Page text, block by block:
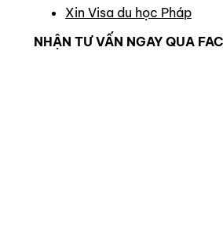
Xin Visa du học Pháp
NHẬN TƯ VẤN NGAY QUA